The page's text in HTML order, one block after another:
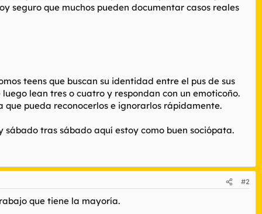
seguro que muchos pueden documentar casos reales
teens que buscan su identidad entre el pus de sus
lean tres o cuatro y respondan con un emoticoño.
que pueda reconocerlos e ignorarlos rápidamente.
tras sábado aquí estoy como buen sociópata.
#2
que tiene la mayoría.